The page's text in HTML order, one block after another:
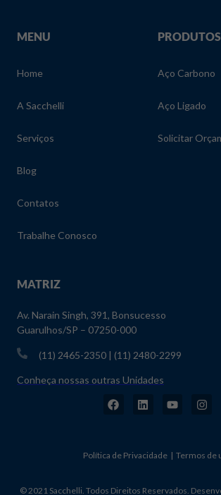
MENU
Home
A Sacchelli
Serviços
Blog
Contatos
Trabalhe Conosco
PRODUTOS
Aço Carbono
Aço Ligado
Solicitar
MATRIZ
Av. Narain Singh, 391, Bonsucesso
Guarulhos/SP – 07250-000
(11) 2465-2350 | (11) 2480-2299
Conheça nossas outras Unidades
Política de Privacidade | Termos de
© 2021 Sacchelli. Todos Direitos Reservados.